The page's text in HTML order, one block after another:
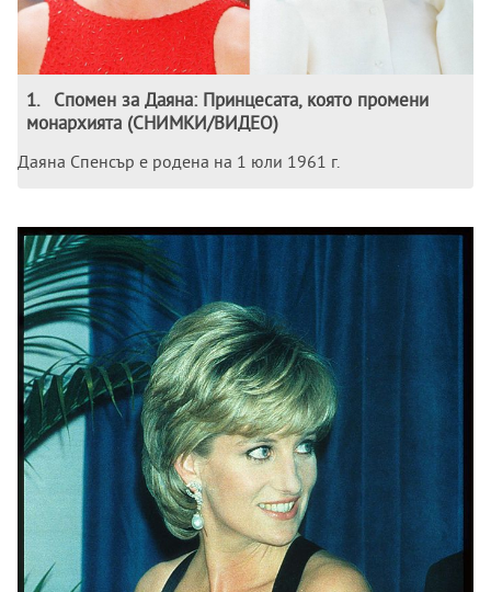
1.
Спомен за Даяна: Принцесата, която промени
монархията (СНИМКИ/ВИДЕО)
Даяна Спенсър е родена на 1 юли 1961 г.